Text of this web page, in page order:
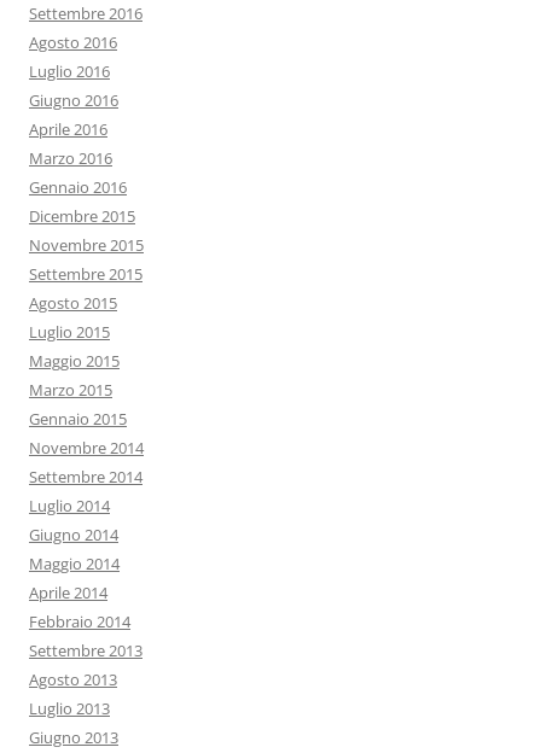
Settembre 2016
Agosto 2016
Luglio 2016
Giugno 2016
Aprile 2016
Marzo 2016
Gennaio 2016
Dicembre 2015
Novembre 2015
Settembre 2015
Agosto 2015
Luglio 2015
Maggio 2015
Marzo 2015
Gennaio 2015
Novembre 2014
Settembre 2014
Luglio 2014
Giugno 2014
Maggio 2014
Aprile 2014
Febbraio 2014
Settembre 2013
Agosto 2013
Luglio 2013
Giugno 2013